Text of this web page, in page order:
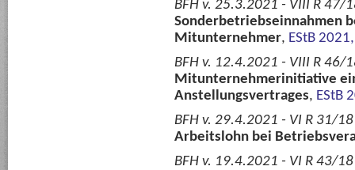
BFH v. 25.3.2021 - VIII R 47/
Sonderbetriebseinnahmen
Mitunternehmer, EStB
BFH v. 12.4.2021 - VIII R 46/
Mitunternehmerinitiative
Anstellungsvertrages, EStB
BFH v. 29.4.2021 - VI R 31/
Arbeitslohn bei
BFH v. 19.4.2021 - VI R 43/